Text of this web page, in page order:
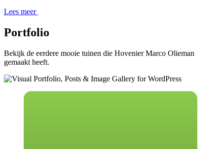
Lees meer
Portfolio
Bekijk de eerdere mooie tuinen die Hovenier Marco Olieman
gemaakt heeft.